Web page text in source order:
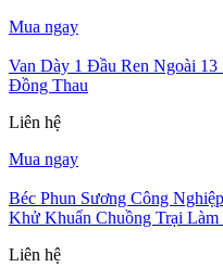
Mua ngay
Van Dày 1 Đầu Ren Ngoài
Đồng Thau
Liên hệ
Mua ngay
Béc Phun Sương Công
Khử Khuẩn Chuồng Trại
Liên hệ